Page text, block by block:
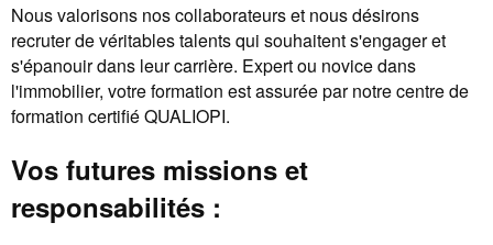
Nous valorisons nos collaborateurs et nous désirons
recruter de véritables talents qui souhaitent s'engager et
s'épanouir dans leur carrière. Expert ou novice dans
l'immobilier, votre formation est assurée par notre centre de
formation certifié QUALIOPI.
Vos futures missions et
responsabilités :